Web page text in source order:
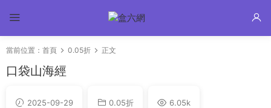
當前位置： 首頁 0.05折 正文
口袋山海經
2025-09-29 0.05折 6.05k